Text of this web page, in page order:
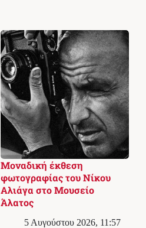
Μοναδική έκθεση
φωτογραφίας του Νίκου
Αλιάγα στο Μουσείο
Άλατος
5 Αυγούστου 2026, 11:57